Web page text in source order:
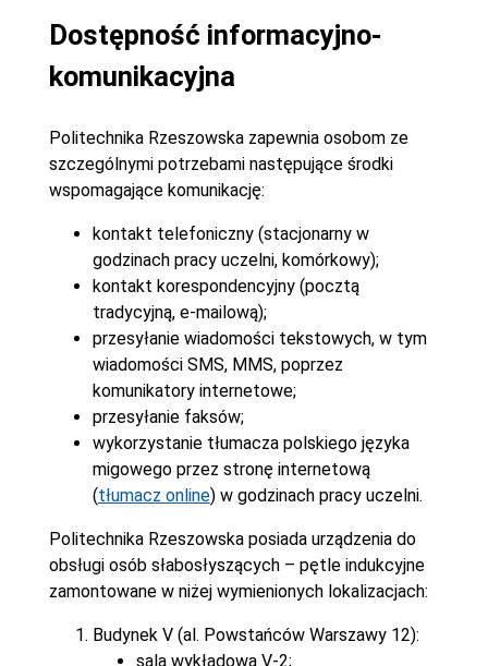
Dostępność informacyjno-
komunikacyjna
Politechnika Rzeszowska zapewnia osobom ze
szczególnymi potrzebami następujące środki
wspomagające komunikację:
kontakt telefoniczny (stacjonarny w
godzinach pracy uczelni, komórkowy);
kontakt korespondencyjny (pocztą
tradycyjną, e-mailową);
przesyłanie wiadomości tekstowych, w tym
wiadomości SMS, MMS, poprzez
komunikatory internetowe;
przesyłanie faksów;
wykorzystanie tłumacza polskiego języka
migowego przez stronę internetową
(tłumacz online) w godzinach pracy uczelni.
Politechnika Rzeszowska posiada urządzenia do
obsługi osób słabosłyszących – pętle indukcyjne
zamontowane w niżej wymienionych lokalizacjach:
Budynek V (al. Powstańców Warszawy 12):
sala wykładowa V-2;